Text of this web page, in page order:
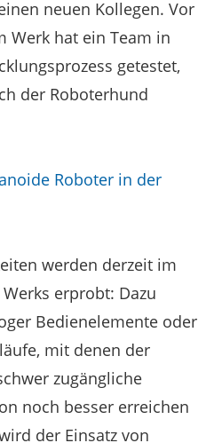
neuen Kollegen. Vor
Werk hat ein Team in
getestet,
der Roboterhund
Roboter in der
werden derzeit im
erprobt: Dazu
Bedienelemente oder
mit denen der
zugängliche
noch besser erreichen
der Einsatz von